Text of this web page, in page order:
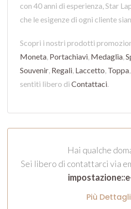
con 40 anni di esperienza, Star
che le esigenze di ogni cliente
Scopri i nostri prodotti
Moneta Portachiavi Medaglia
Souvenir Regali Laccetto Toppa
sentiti libero di Contattaci
Hai qualche
Sei libero di contattarci via
Più Dettagli